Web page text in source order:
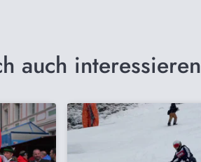
auch interessieren